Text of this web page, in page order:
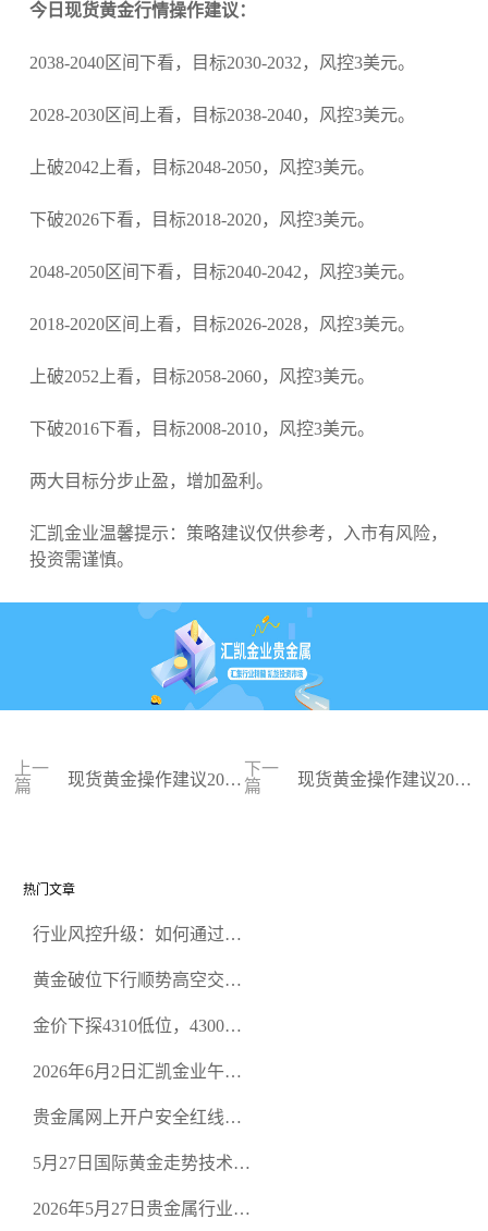
今日现货黄金行情操作建议：
2038-2040区间下看，目标2030-2032，风控3美元。
2028-2030区间上看，目标2038-2040，风控3美元。
上破2042上看，目标2048-2050，风控3美元。
下破2026下看，目标2018-2020，风控3美元。
2048-2050区间下看，目标2040-2042，风控3美元。
2018-2020区间上看，目标2026-2028，风控3美元。
上破2052上看，目标2058-2060，风控3美元。
下破2016下看，目标2008-2010，风控3美元。
两大目标分步止盈，增加盈利。
汇凯金业温馨提示：策略建议仅供参考，入市有风险，
投资需谨慎。
上一
篇
现货黄金操作建议2024
下一
篇
现货黄金操作建议2024
热门文章
行业风控升级：如何通过正
规黄金开户交易平台？
黄金破位下行顺势高空交易
金价下探4310低位，4300关
2026年6月2日汇凯金业午盘
空头清算算法如何布防？
贵金属网上开户安全红线：
恶意洗盘陷阱
5月27日国际黄金走势技术盘
规黄金平台全方位行情解析
2026年5月27日贵金属行业新